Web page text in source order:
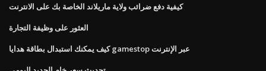
كيفية دفع ضرائب ولاية ماريلاند الخاصة بك على الانترنت
العثور على وظيفة التجارة
كيف يمكنك استبدال بطاقة هدايا gamestop عبر الإنترنت